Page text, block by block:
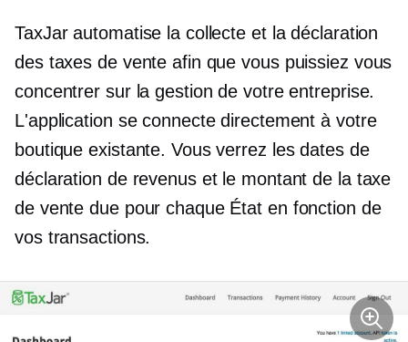
TaxJar automatise la collecte et la déclaration
des taxes de vente afin que vous puissiez vous
concentrer sur la gestion de votre entreprise.
L'application se connecte directement à votre
boutique existante. Vous verrez les dates de
déclaration de revenus et le montant de la taxe
de vente due pour chaque État en fonction de
vos transactions.